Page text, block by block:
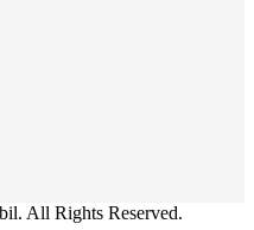
All Rights Reserved.